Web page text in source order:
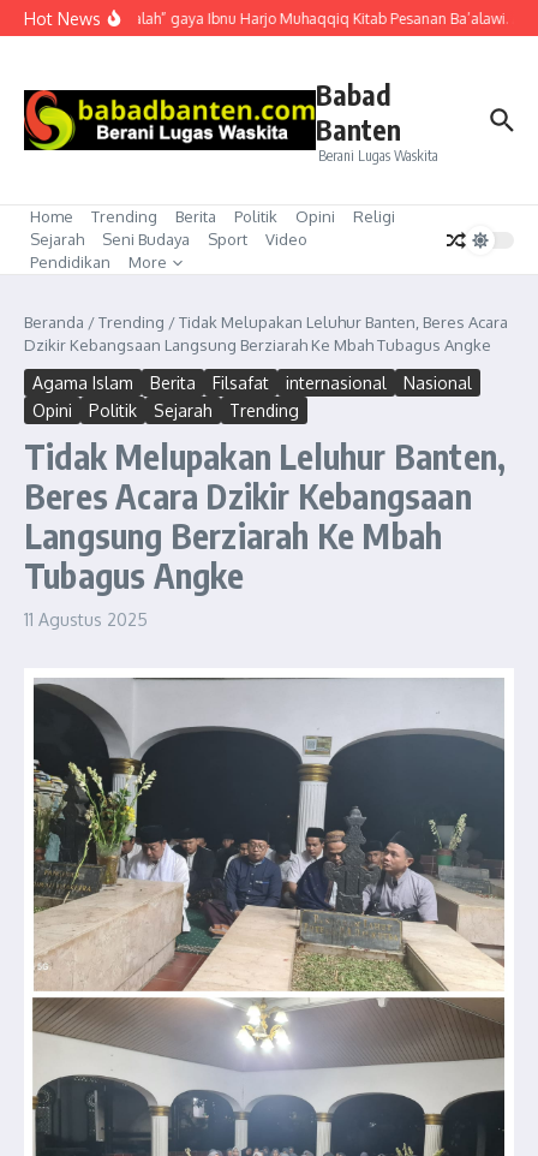
Lewati ke konten
Hot News“Mubahalah” gaya Ibnu Harjo Muhaqqiq Kitab Pesanan Ba’alawi.
Babad
Banten
Berani Lugas Waskita
Home Trending Berita Politik Opini
Religi
Sejarah
Seni Budaya Sport
Video
Pendidikan
More
Beranda /Trending /Tidak Melupakan Leluhur Banten, Beres Acara
Dzikir Kebangsaan Langsung Berziarah Ke Mbah Tubagus Angke
Agama Islam Berita Filsafat internasional
Nasional
Opini
Politik Sejarah Trending
Tidak Melupakan Leluhur Banten,
Beres Acara Dzikir Kebangsaan
Langsung Berziarah Ke Mbah
Tubagus Angke
11 Agustus 2025